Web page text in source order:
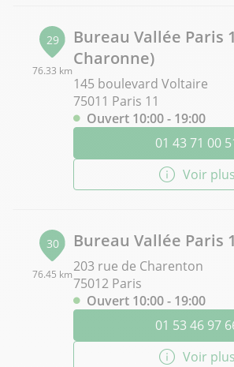
29
76.33 km
Bureau Vallée Paris
Charonne)
145 boulevard Voltaire
75011 Paris 11
Ouvert 10:00 - 19:00
01 43 71 00
Voir plus
30
76.45 km
Bureau Vallée Paris
203 rue de Charenton
75012 Paris
Ouvert 10:00 - 19:00
01 53 46 97
Voir plus